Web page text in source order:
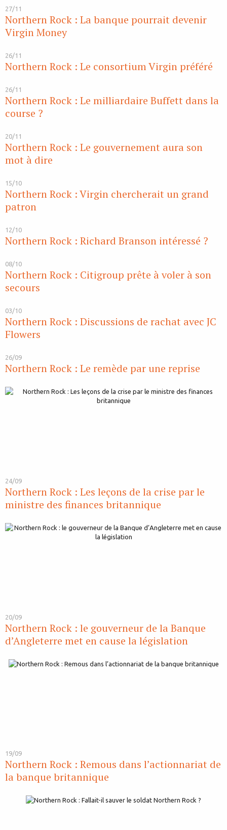
27/11
Northern Rock : La banque pourrait devenir
Virgin Money
26/11
Northern Rock : Le consortium Virgin préféré
26/11
Northern Rock : Le milliardaire Buffett dans la
course ?
20/11
Northern Rock : Le gouvernement aura son
mot à dire
15/10
Northern Rock : Virgin chercherait un grand
patron
12/10
Northern Rock : Richard Branson intéressé ?
08/10
Northern Rock : Citigroup prête à voler à son
secours
03/10
Northern Rock : Discussions de rachat avec JC
Flowers
26/09
Northern Rock : Le remède par une reprise
24/09
Northern Rock : Les leçons de la crise par le
ministre des finances britannique
20/09
Northern Rock : le gouverneur de la Banque
d’Angleterre met en cause la législation
19/09
Northern Rock : Remous dans l’actionnariat de
la banque britannique